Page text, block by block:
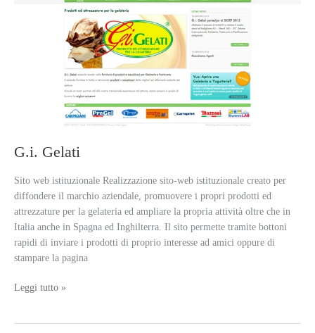
G.i. Gelati
Sito web istituzionale Realizzazione sito-web istituzionale creato per
diffondere il marchio aziendale, promuovere i propri prodotti ed
attrezzature per la gelateria ed ampliare la propria attività oltre che in
Italia anche in Spagna ed Inghilterra. Il sito permette tramite bottoni
rapidi di inviare i prodotti di proprio interesse ad amici oppure di
stampare la pagina
G.i.
Leggi tutto »